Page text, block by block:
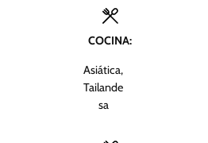
COCINA:
Asiática,
Tailande
sa